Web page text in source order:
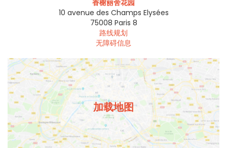
香榭丽舍花园
10 avenue des Champs Elysées
75008 Paris 8
路线规划
无障碍信息
加载地图